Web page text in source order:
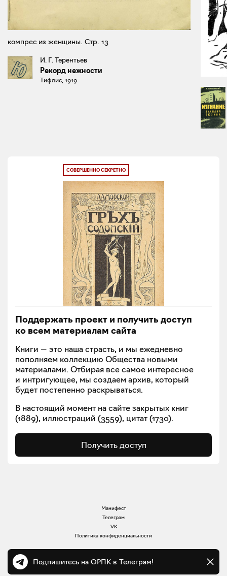
компрес из женщины. Стр. 13
И. Г. Терентьев
Рекорд нежности
Тифлис, 1919
СОВЕРШЕННО СЕКРЕТНО
Поддержать проект и получить доступ
ко всем материалам сайта
Книги — это наша страсть, и мы ежедневно
пополняем коллекцию Общества новыми
материалами. Отбирая все самое интересное
и интригующее, мы создаем архив, который
будет постепенно раскрываться.
В настоящий момент на сайте закрытых книг
(1889), иллюстраций (3559), цитат (1730).
Получить доступ
Манифест
Телеграм
VK
Политика конфиденциальности
Подпишитесь на ОРПК в Телеграм!